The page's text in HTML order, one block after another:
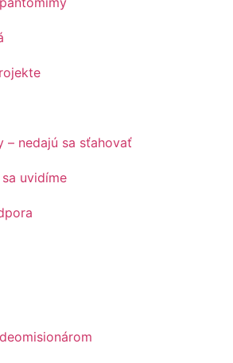
– nedajú sa sťahovať
uvidíme